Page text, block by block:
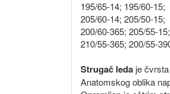
195/65-14; 195/60-15;
205/60-14; 205/50-15;
200/60-365; 205/55-15;
210/55-365; 200/55-
Strugač leda je
Anatomskog oblika